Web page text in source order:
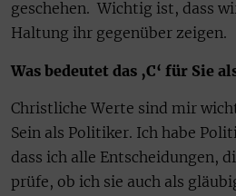
geschehen. Wichtig ist, dass
Haltung ihr gegenüber zeigen.
Was bedeutet das ‚C‘ für Sie
Christliche Werte sind mir
Sein als Politiker. Ich habe
dass ich alle Entscheidungen,
prüfe, ob ich sie auch als